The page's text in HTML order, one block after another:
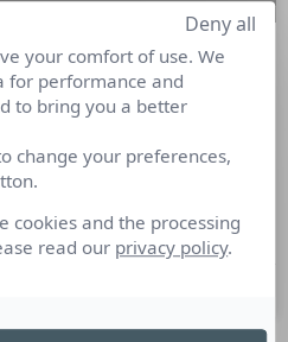
ans du Musée
du Judaïsme
anniversaire en 2018. Pour
et culturelle.
your comfort of use. We
for performance and
to bring you a better
change your preferences,
cookies and the processing
read our privacy policy.
Deny all